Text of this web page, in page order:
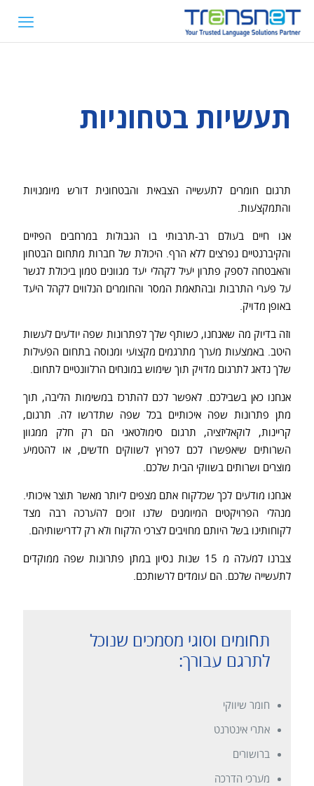
תעשיות בטחוניות
תרגום חומרים לתעשייה הצבאית והבטחונית דורש מיומנויות
והתמקצעות.
אנו חיים בעולם רב-תרבותי בו הגבולות במרחבים הפיזיים
והקיברנטיים נפרצים ללא הרף. היכולת של חברות מתחום הבטחון
והאבטחה לספק פתרון יעיל לקהלי יעד מגוונים טמון ביכולת לגשר
על פערי התרבות ובהתאמת המסר והחומרים הנלווים לקהל היעד
באופן מדויק.
וזה בדיוק מה שאנחנו, כשותף שלך לפתרונות שפה יודעים לעשות
היטב. באמצעות מערך מתרגמים מקצועי ומנוסה בתחום הפעילות
שלך נדאג לתרגום מדויק תוך שימוש במונחים הרלוונטיים לתחום.
אנחנו כאן בשבילכם. לאפשר לכם להתרכז במשימות הליבה, תוך
מתן פתרונות שפה איכותיים בכל שפה שתדרשו לה. תרגום,
קריינות, לוקאליזציה, תרגום סימולטאני הם רק חלק ממגוון
השרותים שיאפשרו לכם לפרוץ לשווקים חדשים, או להטמיע
מוצרים ושרותים בשווקי הבית שלכם.
אנחנו מודעים לכך שכלקוח אתם מצפים ליותר מאשר תוצר איכותי.
מנהלי הפרויקטים המיומנים שלנו זוכים להערכה רבה מצד
לקוחותינו בשל היותם מחויבים לצרכי הלקוח ולא רק לדרישותיהם.
צברנו למעלה מ 15 שנות נסיון במתן פתרונות שפה ממוקדים
לתעשייה שלכם. הם עומדים לרשותכם.
תחומים וסוגי מסמכים שנוכל
לתרגם עבורך:
חומר שיווקי
אתרי אינטרנט
ברושורים
מערכי הדרכה